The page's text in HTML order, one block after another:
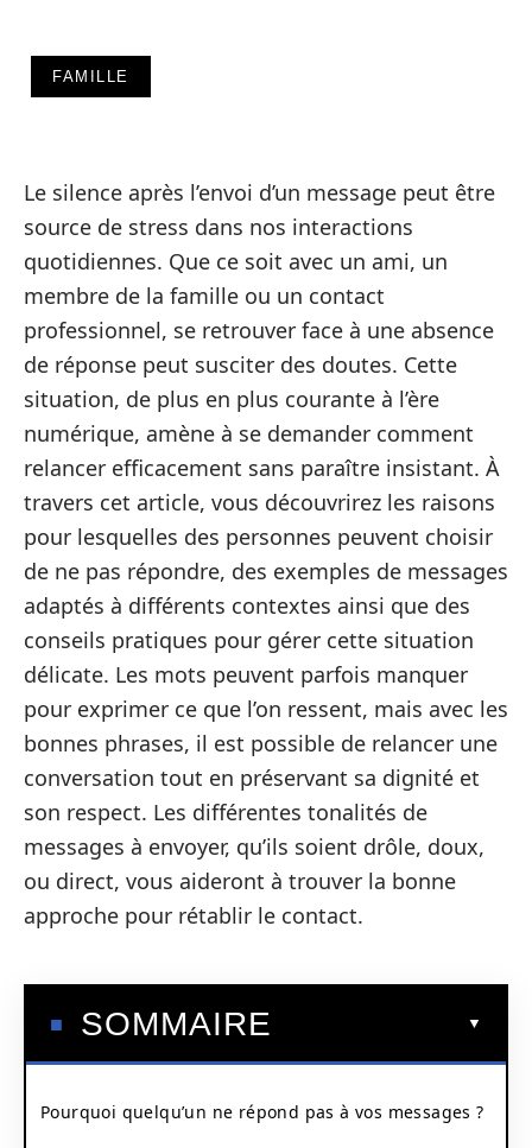
FAMILLE
Le silence après l’envoi d’un message peut être
source de stress dans nos interactions
quotidiennes. Que ce soit avec un ami, un
membre de la famille ou un contact
professionnel, se retrouver face à une absence
de réponse peut susciter des doutes. Cette
situation, de plus en plus courante à l’ère
numérique, amène à se demander comment
relancer efficacement sans paraître insistant. À
travers cet article, vous découvrirez les raisons
pour lesquelles des personnes peuvent choisir
de ne pas répondre, des exemples de messages
adaptés à différents contextes ainsi que des
conseils pratiques pour gérer cette situation
délicate. Les mots peuvent parfois manquer
pour exprimer ce que l’on ressent, mais avec les
bonnes phrases, il est possible de relancer une
conversation tout en préservant sa dignité et
son respect. Les différentes tonalités de
messages à envoyer, qu’ils soient drôle, doux,
ou direct, vous aideront à trouver la bonne
approche pour rétablir le contact.
SOMMAIRE
Pourquoi quelqu’un ne répond pas à vos messages ?